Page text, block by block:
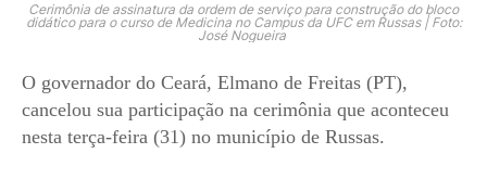
Cerimônia de assinatura da ordem de serviço para construção do bloco
didático para o curso de Medicina no Campus da UFC em Russas | Foto:
José Nogueira
O governador do Ceará, Elmano de Freitas (PT),
cancelou sua participação na cerimônia que aconteceu
nesta terça-feira (31) no município de Russas.